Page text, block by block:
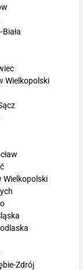
Wielkopolski
Wielkopolski
Zdrój